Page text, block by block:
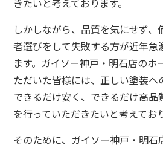
しかしながら、品質を気にせず、
者選びをして失敗する方が近年急
ます。ガイソー神戸・明石店のホ
ただいた皆様には、正しい塗装へ
できるだけ安く、できるだけ高
を行っていただきたいと考えてお
そのために、ガイソー神戸・明石